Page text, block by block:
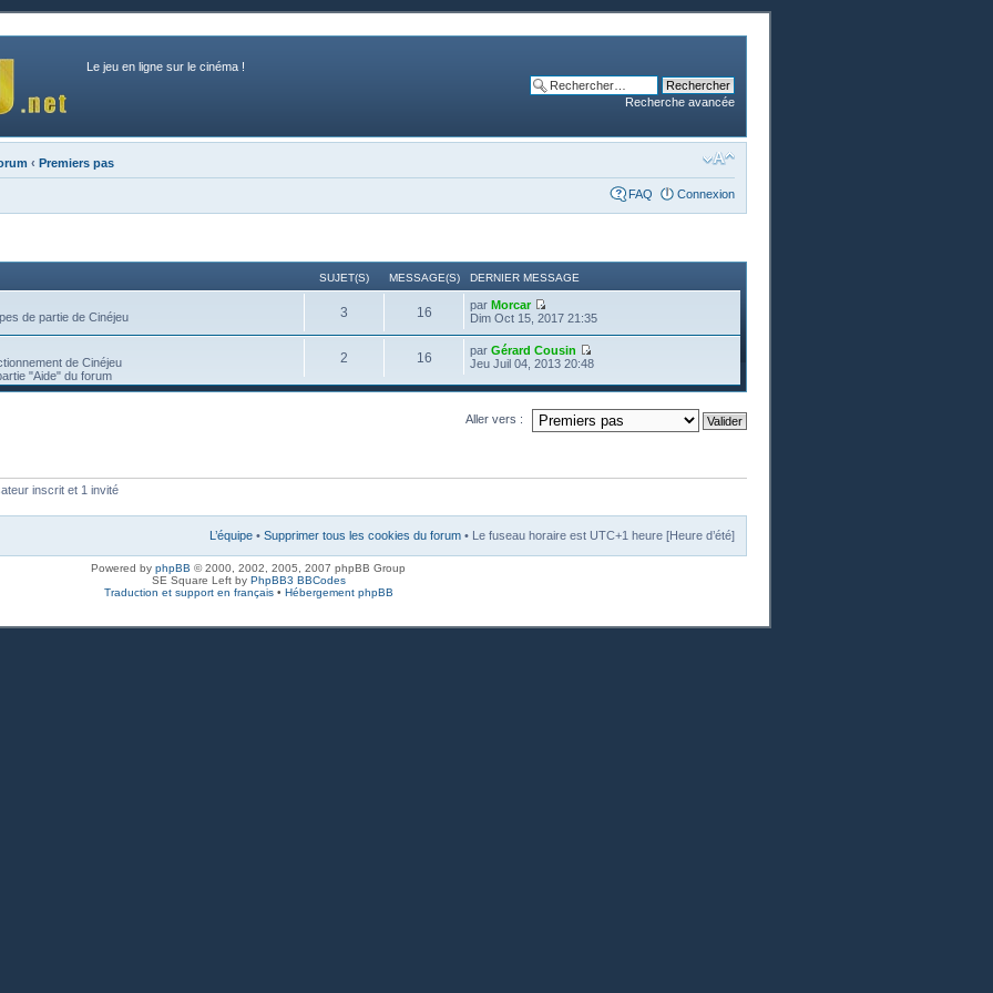
Le jeu en ligne sur le cinéma !
Recherche avancée
‹ Premiers pas
FAQ Connexion
SUJET(S) MESSAGE(S) DERNIER MESSAGE
de partie de Cinéjeu 3 16 parMorcar
Dim Oct 15, 2017 21:35
de Cinéjeu
"Aide" du forum
2 16 parGérard Cousin
Jeu Juil 04, 2013 20:48
Aller vers :
inscrit et 1 invité
L’équipe • Supprimer tous les cookies du forum • Le fuseau horaire est UTC+1 heure [Heure d’été]
Powered by phpBB © 2000, 2002, 2005, 2007 phpBB Group
SE Square Left by PhpBB3 BBCodes
Traduction et support en français• Hébergement phpBB